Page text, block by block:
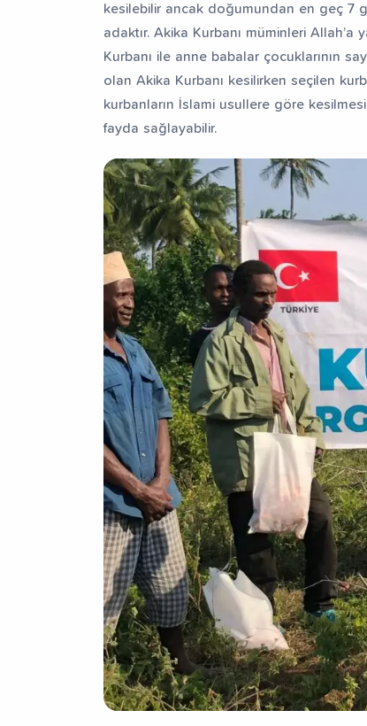
kesilebilir ancak doğumundan en geç 7
adaktır. Akika Kurbanı müminleri Allah’a
Kurbanı ile anne babalar çocuklarının
olan Akika Kurbanı kesilirken seçilen
kurbanların İslami usullere göre
fayda sağlayabilir.